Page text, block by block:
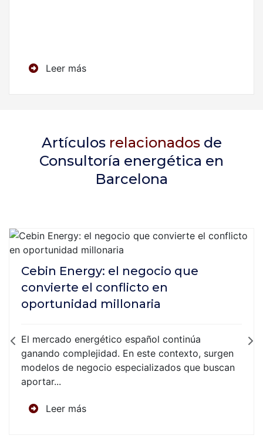
Leer más
Artículos relacionados de
Consultoría energética en
Barcelona
Cebin Energy: el negocio que
convierte el conflicto en
oportunidad millonaria
El mercado energético español continúa
ganando complejidad. En este contexto, surgen
modelos de negocio especializados que buscan
aportar...
Leer más